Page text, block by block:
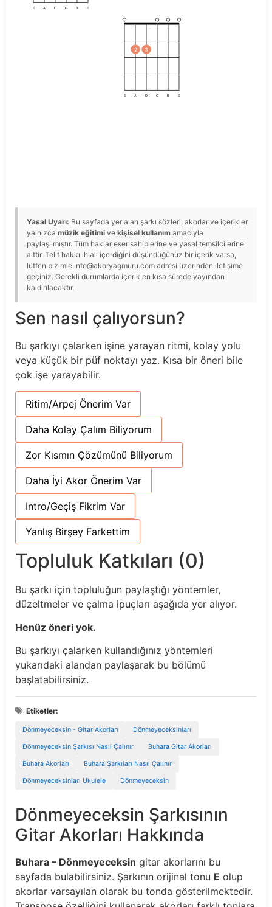
E A D G B E
2 3
E A D G B E
Yasal Uyarı: Bu sayfada yer alan şarkı sözleri, akorlar ve içerikler
yalnızca müzik eğitimi ve kişisel kullanım amacıyla
paylaşılmıştır. Tüm haklar eser sahiplerine ve yasal temsilcilerine
aittir. Telif hakkı ihlali içerdiğini düşündüğünüz bir içerik varsa,
lütfen bizimle info@akoryagmuru.com adresi üzerinden iletişime
geçiniz. Gerekli durumlarda içerik en kısa sürede yayından
kaldırılacaktır.
Sen nasıl çalıyorsun?
Bu şarkıyı çalarken işine yarayan ritmi, kolay yolu
veya küçük bir püf noktayı yaz. Kısa bir öneri bile
çok işe yarayabilir.
Ritim/Arpej Önerim Var
Daha Kolay Çalım Biliyorum
Zor Kısmın Çözümünü Biliyorum
Daha İyi Akor Önerim Var
Intro/Geçiş Fikrim Var
Yanlış Birşey Farkettim
Topluluk Katkıları (0)
Bu şarkı için topluluğun paylaştığı yöntemler,
düzeltmeler ve çalma ipuçları aşağıda yer alıyor.
Henüz öneri yok.
Bu şarkıyı çalarken kullandığınız yöntemleri
yukarıdaki alandan paylaşarak bu bölümü
başlatabilirsiniz.
Etiketler:
Dönmeyeceksin - Gitar Akorları Dönmeyeceksinları
Dönmeyeceksin Şarkısı Nasıl Çalınır Buhara Gitar Akorları
Buhara Akorları Buhara Şarkıları Nasıl Çalınır
Dönmeyeceksinları Ukulele Dönmeyeceksin
Dönmeyeceksin Şarkısının
Gitar Akorları Hakkında
Buhara – Dönmeyeceksin gitar akorlarını bu
sayfada bulabilirsiniz. Şarkının orijinal tonu E olup
akorlar varsayılan olarak bu tonda gösterilmektedir.